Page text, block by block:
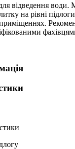
відведення води.
на рівні